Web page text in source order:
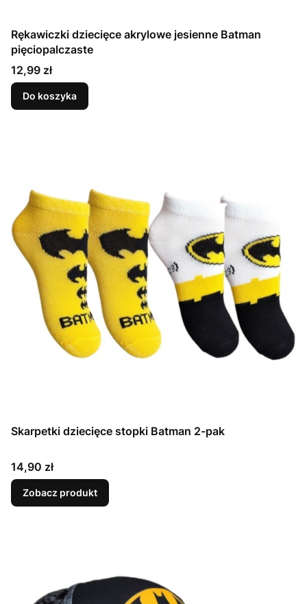
Rękawiczki dziecięce akrylowe jesienne Batman
pięciopalczaste
Cena
12,99 zł
Do koszyka
Skarpetki dziecięce stopki Batman 2-pak
Cena
14,90 zł
Zobacz produkt